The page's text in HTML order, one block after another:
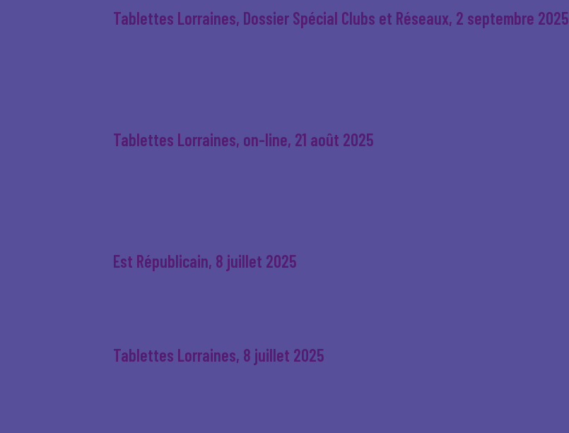
Tablettes Lorraines, Dossier Spécial Clubs et Réseaux, 2 septembre 2025
Tablettes Lorraines, on-line, 21 août 2025
Est Républicain, 8 juillet 2025
Tablettes Lorraines, 8 juillet 2025